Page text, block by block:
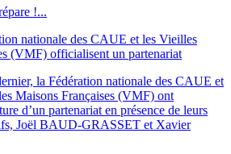
!...
nationale des CAUE et les Vieilles
(VMF) officialisent un partenariat
la Fédération nationale des CAUE et
Maisons Françaises (VMF) ont
d’un partenariat en présence de leurs
Joël BAUD-GRASSET et Xavier